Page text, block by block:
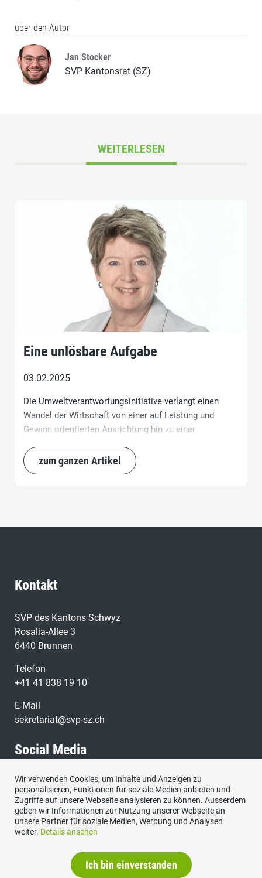
über den Autor
Jan Stocker
SVP Kantonsrat (SZ)
WEITERLESEN
Eine unlösbare Aufgabe
03.02.2025
Die Umweltverantwortungsinitiative verlangt einen
Wandel der Wirtschaft von einer auf Leistung und
Gewinn orientierten Ausrichtung hin zu einer
Lebensgrundlagen nicht gefährden soll.
zum ganzen Artikel
Kontakt
SVP des Kantons Schwyz
Rosalia-Allee 3
6440 Brunnen
Telefon
+41 41 838 19 10
E-Mail
sekretariat@svp-sz.ch
Social Media
Besuchen Sie uns bei:
Datenschutzerklärung|Impressum
Wir verwenden Cookies, um Inhalte und Anzeigen zu
personalisieren, Funktionen für soziale Medien anbieten und
Zugriffe auf unsere Webseite analysieren zu können. Ausserdem
geben wir Informationen zur Nutzung unserer Webseite an
unsere Partner für soziale Medien, Werbung und Analysen
weiter. Details ansehen
Ich bin einverstanden